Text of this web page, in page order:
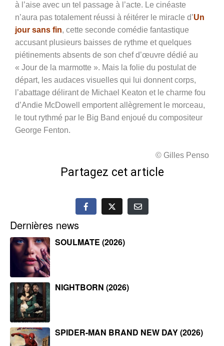
à l’aise avec un tel passage à l’acte. Le cinéaste
n’aura pas totalement réussi à réitérer le miracle d’Un
jour sans fin, cette seconde comédie fantastique
accusant plusieurs baisses de rythme et quelques
piétinements absents de son chef d’œuvre dédié au
« Jour de la marmotte ». Mais la folie du postulat de
départ, les audaces visuelles qui lui donnent corps,
l’abattage délirant de Michael Keaton et le charme fou
d’Andie McDowell emportent allègrement le morceau,
le tout rythmé par le Big Band enjoué du compositeur
George Fenton.
© Gilles Penso
Partagez cet article
Dernières news
SOULMATE (2026)
NIGHTBORN (2026)
SPIDER-MAN BRAND NEW DAY (2026)